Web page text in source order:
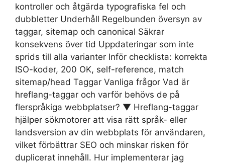
kontroller och åtgärda typografiska fel och
dubbletter Underhåll Regelbunden översyn av
taggar, sitemap och canonical Säkrar
konsekvens över tid Uppdateringar som inte
sprids till alla varianter Inför checklista: korrekta
ISO-koder, 200 OK, self-reference, match
sitemap/head Taggar Vanliga frågor Vad är
hreflang-taggar och varför behövs de på
flerspråkiga webbplatser? ▼ Hreflang-taggar
hjälper sökmotorer att visa rätt språk- eller
landsversion av din webbplats för användaren,
vilket förbättrar SEO och minskar risken för
duplicerat innehåll. Hur implementerar jag